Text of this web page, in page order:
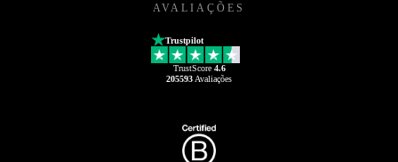
AVALIAÇÕES
Trustpilot
TrustScore 4.6
205593 Avaliações